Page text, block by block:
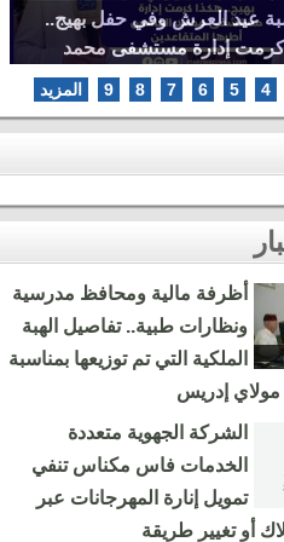
عيد العرش وفي حفل بهيج..
كرمت إدارة مستشفى محمد
المتقاعدين
4
5
6
7
8
9 المزيد
أظرفة مالية ومحافظ مدرسية
ونظارات طبية.. تفاصيل الهبة
الملكية التي تم توزيعها بمناسبة
مولاي إدريس
الشركة الجهوية متعددة
الخدمات فاس مكناس تنفي
تمويل إنارة المهرجانات عبر
أو تغيير طريقة